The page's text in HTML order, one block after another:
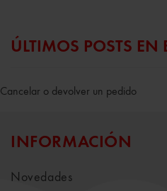
ÚLTIMOS POSTS EN
Cancelar o devolver un pedido
INFORMACIÓN
Novedades